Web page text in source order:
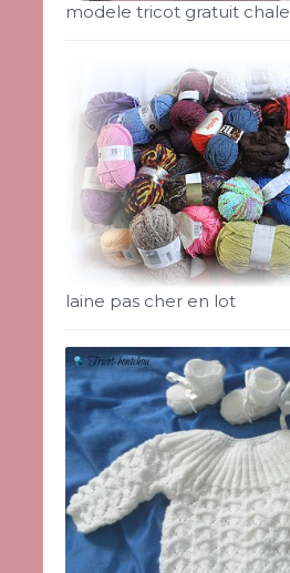
modele tricot gratuit chale
laine pas cher en lot